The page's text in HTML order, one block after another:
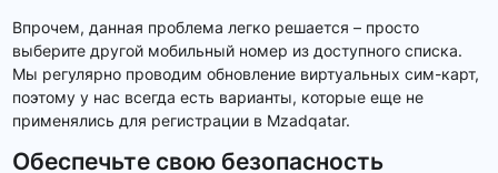
Впрочем, данная проблема легко решается – просто
выберите другой мобильный номер из доступного списка.
Мы регулярно проводим обновление виртуальных сим-карт,
поэтому у нас всегда есть варианты, которые еще не
применялись для регистрации в Mzadqatar.
Обеспечьте свою безопасность